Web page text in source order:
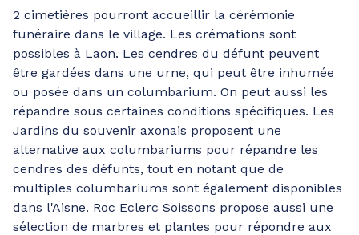
2 cimetières pourront accueillir la cérémonie
funéraire dans le village. Les crémations sont
possibles à Laon. Les cendres du défunt peuvent
être gardées dans une urne, qui peut être inhumée
ou posée dans un columbarium. On peut aussi les
répandre sous certaines conditions spécifiques. Les
Jardins du souvenir axonais proposent une
alternative aux columbariums pour répandre les
cendres des défunts, tout en notant que de
multiples columbariums sont également disponibles
dans l'Aisne. Roc Eclerc Soissons propose aussi une
sélection de marbres et plantes pour répondre aux